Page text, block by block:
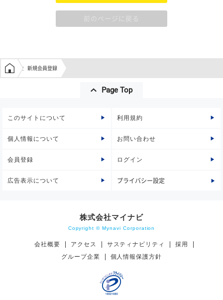
前のページに戻る
学生の窓口トップ
新規会員登録
Page Top
このサイトについて 利用規約
個人情報について お問い合わせ
会員登録 ログイン
広告表示について プライバシー設定
株式会社マイナビ
Copyright © Mynavi Corporation
会社概要 アクセス サスティナビリティ
採用
グループ企業
個人情報保護方針